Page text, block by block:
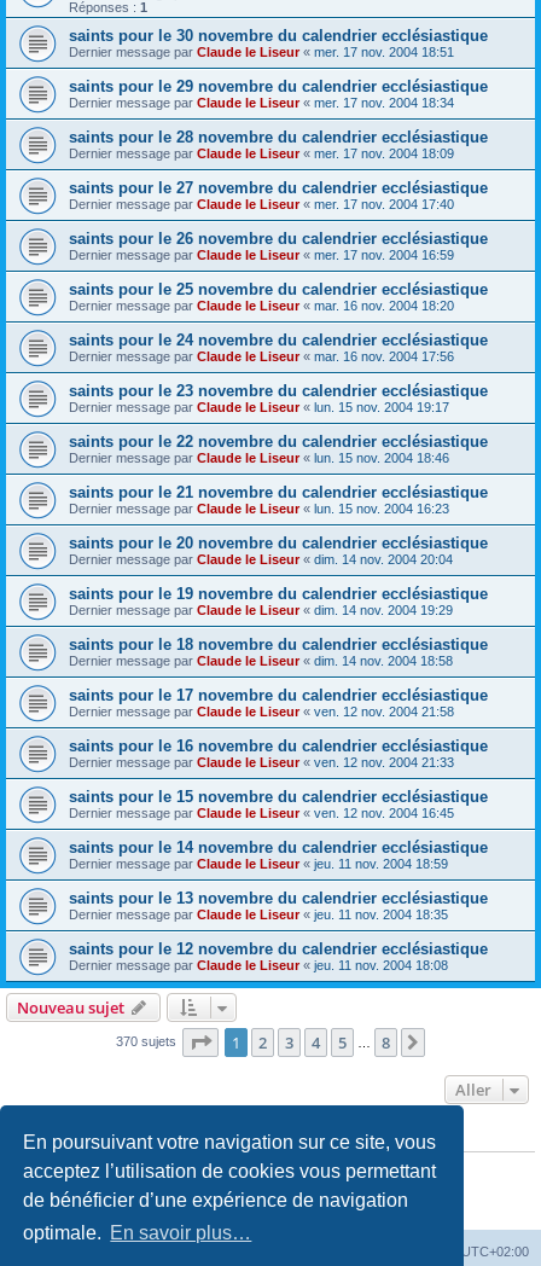
En poursuivant votre navigation sur ce site, vous
acceptez l’utilisation de cookies vous permettant
de bénéficier d’une expérience de navigation
optimale. En savoir plus…
Réponses : 1
saints pour le 30 novembre du calendrier ecclésiastique
Dernier message par Claude le Liseur« mer. 17 nov. 2004 18:51
saints pour le 29 novembre du calendrier ecclésiastique
Dernier message par Claude le Liseur« mer. 17 nov. 2004 18:34
saints pour le 28 novembre du calendrier ecclésiastique
Dernier message par Claude le Liseur« mer. 17 nov. 2004 18:09
saints pour le 27 novembre du calendrier ecclésiastique
Dernier message par Claude le Liseur« mer. 17 nov. 2004 17:40
saints pour le 26 novembre du calendrier ecclésiastique
Dernier message par Claude le Liseur« mer. 17 nov. 2004 16:59
saints pour le 25 novembre du calendrier ecclésiastique
Dernier message par Claude le Liseur« mar. 16 nov. 2004 18:20
saints pour le 24 novembre du calendrier ecclésiastique
Dernier message par Claude le Liseur« mar. 16 nov. 2004 17:56
saints pour le 23 novembre du calendrier ecclésiastique
Dernier message par Claude le Liseur« lun. 15 nov. 2004 19:17
saints pour le 22 novembre du calendrier ecclésiastique
Dernier message par Claude le Liseur« lun. 15 nov. 2004 18:46
saints pour le 21 novembre du calendrier ecclésiastique
Dernier message par Claude le Liseur« lun. 15 nov. 2004 16:23
saints pour le 20 novembre du calendrier ecclésiastique
Dernier message par Claude le Liseur« dim. 14 nov. 2004 20:04
saints pour le 19 novembre du calendrier ecclésiastique
Dernier message par Claude le Liseur« dim. 14 nov. 2004 19:29
saints pour le 18 novembre du calendrier ecclésiastique
Dernier message par Claude le Liseur« dim. 14 nov. 2004 18:58
saints pour le 17 novembre du calendrier ecclésiastique
Dernier message par Claude le Liseur« ven. 12 nov. 2004 21:58
saints pour le 16 novembre du calendrier ecclésiastique
Dernier message par Claude le Liseur« ven. 12 nov. 2004 21:33
saints pour le 15 novembre du calendrier ecclésiastique
Dernier message par Claude le Liseur« ven. 12 nov. 2004 16:45
saints pour le 14 novembre du calendrier ecclésiastique
Dernier message par Claude le Liseur« jeu. 11 nov. 2004 18:59
saints pour le 13 novembre du calendrier ecclésiastique
Dernier message par Claude le Liseur« jeu. 11 nov. 2004 18:35
saints pour le 12 novembre du calendrier ecclésiastique
Dernier message par Claude le Liseur« jeu. 11 nov. 2004 18:08
Nouveau sujet
370 sujets Page 1sur8
1 2 3 4 5 8
Aller
PERMISSIONS DU FORUM
Vousne pouvez paspublier de nouveaux sujets dans ce forum
Vousne pouvez pasrépondre aux sujets dans ce forum
Vousne pouvez pasmodifier vos messages dans ce forum
supprimer vos messages dans ce forum
UTC+02:00